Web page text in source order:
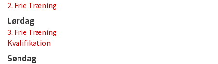
2. Frie Træning
Lørdag
3. Frie Træning
Kvalifikation
Søndag